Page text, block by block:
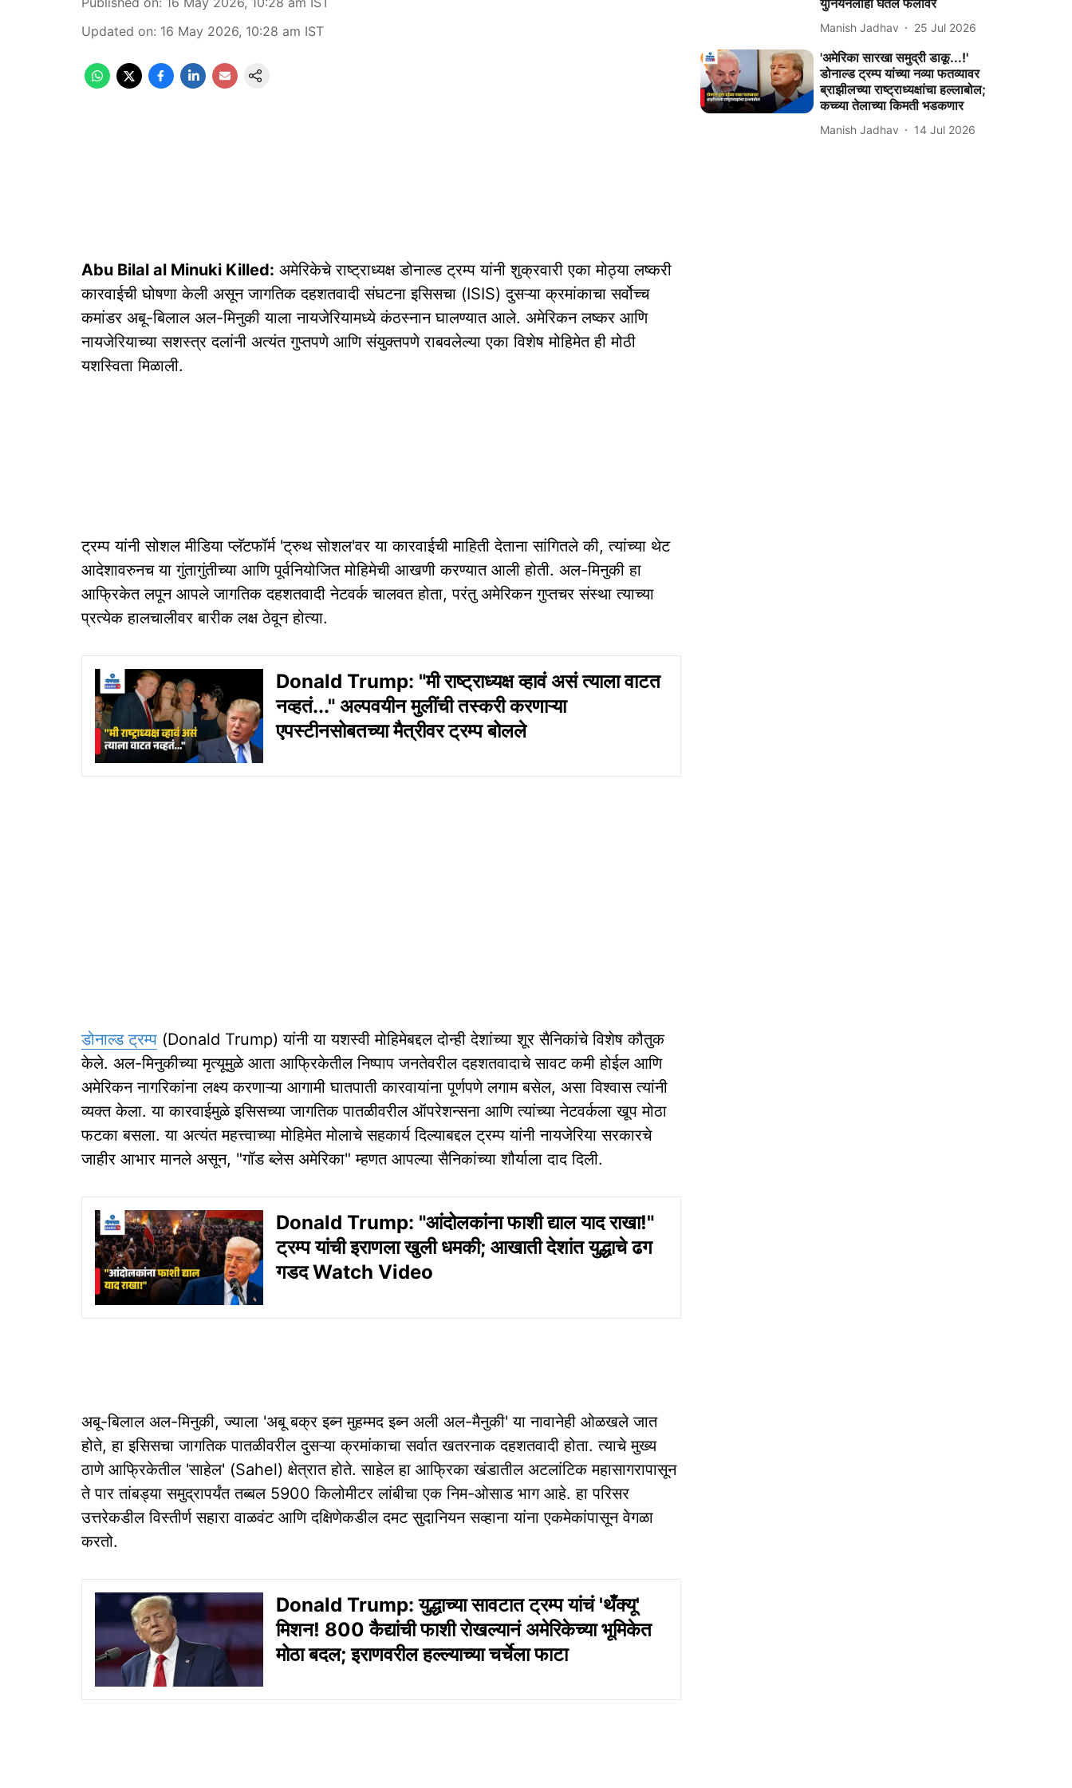
Updated on: 16 May 2026, 10:28 am IST
Abu Bilal al Minuki Killed: अमेरिकेचे राष्ट्राध्यक्ष डोनाल्ड ट्रम्प यांनी शुक्रवारी एका मोठ्या लष्करी
कारवाईची घोषणा केली असून जागतिक दहशतवादी संघटना इसिसचा (ISIS) दुसऱ्या क्रमांकाचा सर्वोच्च
कमांडर अबू-बिलाल अल-मिनुकी याला नायजेरियामध्ये कंठस्नान घालण्यात आले. अमेरिकन लष्कर आणि
नायजेरियाच्या सशस्त्र दलांनी अत्यंत गुप्तपणे आणि संयुक्तपणे राबवलेल्या एका विशेष मोहिमेत ही मोठी
यशस्विता मिळाली.
ट्रम्प यांनी सोशल मीडिया प्लॅटफॉर्म 'ट्रुथ सोशल'वर या कारवाईची माहिती देताना सांगितले की, त्यांच्या थेट
आदेशावरुनच या गुंतागुंतीच्या आणि पूर्वनियोजित मोहिमेची आखणी करण्यात आली होती. अल-मिनुकी हा
आफ्रिकेत लपून आपले जागतिक दहशतवादी नेटवर्क चालवत होता, परंतु अमेरिकन गुप्तचर संस्था त्याच्या
प्रत्येक हालचालीवर बारीक लक्ष ठेवून होत्या.
Donald Trump: "मी राष्ट्राध्यक्ष व्हावं असं त्याला वाटत
नव्हतं..." अल्पवयीन मुलींची तस्करी करणाऱ्या
एपस्टीनसोबतच्या मैत्रीवर ट्रम्प बोलले
डोनाल्ड ट्रम्प (Donald Trump) यांनी या यशस्वी मोहिमेबद्दल दोन्ही देशांच्या शूर सैनिकांचे विशेष कौतुक
केले. अल-मिनुकीच्या मृत्यूमुळे आता आफ्रिकेतील निष्पाप जनतेवरील दहशतवादाचे सावट कमी होईल आणि
अमेरिकन नागरिकांना लक्ष्य करणाऱ्या आगामी घातपाती कारवायांना पूर्णपणे लगाम बसेल, असा विश्वास त्यांनी
व्यक्त केला. या कारवाईमुळे इसिसच्या जागतिक पातळीवरील ऑपरेशन्सना आणि त्यांच्या नेटवर्कला खूप मोठा
फटका बसला. या अत्यंत महत्त्वाच्या मोहिमेत मोलाचे सहकार्य दिल्याबद्दल ट्रम्प यांनी नायजेरिया सरकारचे
जाहीर आभार मानले असून, "गॉड ब्लेस अमेरिका" म्हणत आपल्या सैनिकांच्या शौर्याला दाद दिली.
Donald Trump: "आंदोलकांना फाशी द्याल याद राखा!"
ट्रम्प यांची इराणला खुली धमकी; आखाती देशांत युद्धाचे ढग
गडद Watch Video
अबू-बिलाल अल-मिनुकी, ज्याला 'अबू बक्र इब्न मुहम्मद इब्न अली अल-मैनुकी' या नावानेही ओळखले जात
होते, हा इसिसचा जागतिक पातळीवरील दुसऱ्या क्रमांकाचा सर्वात खतरनाक दहशतवादी होता. त्याचे मुख्य
ठाणे आफ्रिकेतील 'साहेल' (Sahel) क्षेत्रात होते. साहेल हा आफ्रिका खंडातील अटलांटिक महासागरापासून
ते पार तांबड्या समुद्रापर्यंत तब्बल 5900 किलोमीटर लांबीचा एक निम-ओसाड भाग आहे. हा परिसर
उत्तरेकडील विस्तीर्ण सहारा वाळवंट आणि दक्षिणेकडील दमट सुदानियन सव्हाना यांना एकमेकांपासून वेगळा
करतो.
Donald Trump: युद्धाच्या सावटात ट्रम्प यांचं 'थँक्यू'
मिशन! 800 कैद्यांची फाशी रोखल्यानं अमेरिकेच्या भूमिकेत
मोठा बदल; इराणवरील हल्ल्याच्या चर्चेला फाटा
युनियनलाही घेतलं फैलावर
Manish Jadhav 25 Jul 2026
'अमेरिका सारखा समुद्री डाकू...!'
डोनाल्ड ट्रम्प यांच्या नव्या फतव्यावर
ब्राझीलच्या राष्ट्राध्यक्षांचा हल्लाबोल;
कच्च्या तेलाच्या किमती भडकणार
Manish Jadhav 14 Jul 2026